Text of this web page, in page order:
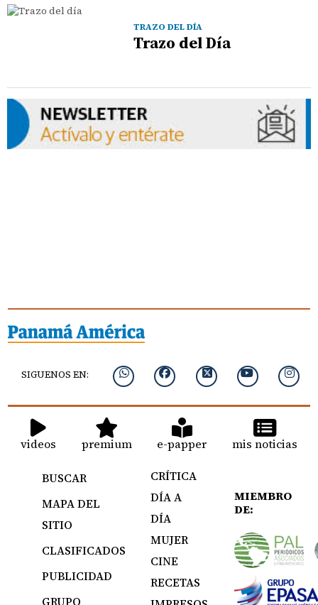
TRAZO DEL DÍA
Trazo del Día
SIGUENOS EN:
videos premium e-papper mis noticias
BUSCAR
MAPA DEL
SITIO
CLASIFICADOS
PUBLICIDAD
GRUPO
CRÍTICA
DÍA A
DÍA
MUJER
CINE
RECETAS
MIEMBRO
DE: